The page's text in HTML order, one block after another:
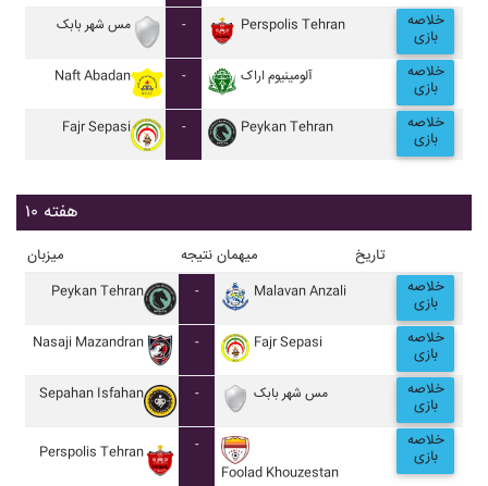
مس شهر بابک - Perspolis Tehran خلاصه
بازی
Naft Abadan - آلومينيوم اراک خلاصه
بازی
Fajr Sepasi - Peykan Tehran خلاصه
بازی
هفته ۱۰
میزبان نتیجه میهمان تاریخ
Peykan Tehran - Malavan Anzali خلاصه
بازی
Nasaji Mazandran - Fajr Sepasi خلاصه
بازی
Sepahan Isfahan - مس شهر بابک خلاصه
بازی
Perspolis Tehran
-
Foolad Khouzestan
خلاصه
بازی